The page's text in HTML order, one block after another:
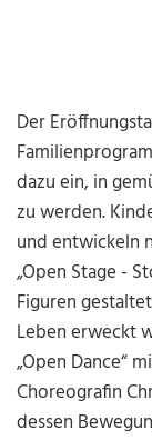
Der
dazu ein, in
zu werden.
und entwickeln
„Open Stage -
Figuren
Leben erweckt
„Open Dance“
Choreografin
dessen